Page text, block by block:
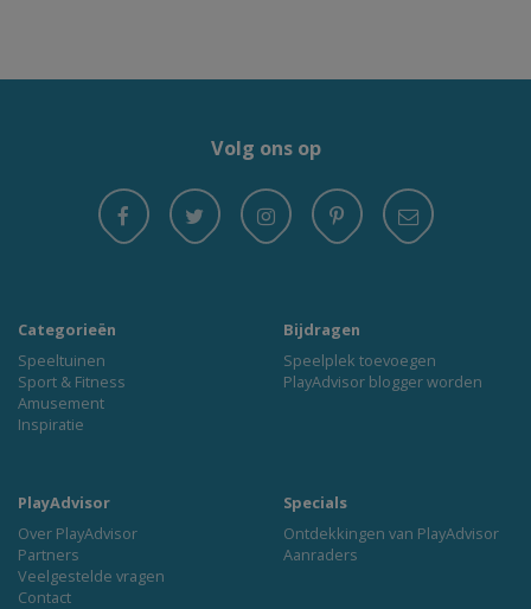
Volg ons op
Categorieën
Speeltuinen
Sport & Fitness
Amusement
Inspiratie
Bijdragen
Speelplek toevoegen
PlayAdvisor blogger worden
PlayAdvisor
Over PlayAdvisor
Partners
Veelgestelde vragen
Contact
Specials
Ontdekkingen van PlayAdvisor
Aanraders